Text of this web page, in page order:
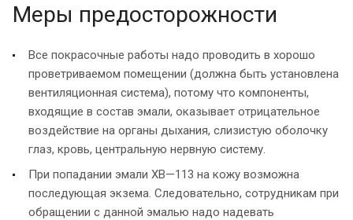
Меры предосторожности
Все покрасочные работы надо проводить в хорошо
проветриваемом помещении (должна быть установлена
вентиляционная система), потому что компоненты,
входящие в состав эмали, оказывает отрицательное
воздействие на органы дыхания, слизистую оболочку
глаз, кровь, центральную нервную систему.
При попадании эмали ХВ—113 на кожу возможна
последующая экзема. Следовательно, сотрудникам при
обращении с данной эмалью надо надевать